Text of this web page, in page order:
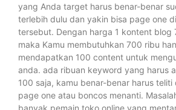
yang Anda target harus benar-benar
terlebih dulu dan yakin bisa page one
tersebut. Dengan harga 1 kontent blog
maka Kamu membutuhkan 700 ribu
mendapatkan 100 content untuk
anda. ada ribuan keyword yang harus
100 saja, kamu benar-benar harus teliti
page one atau boncos menanti.
banyak pemain toko online yang